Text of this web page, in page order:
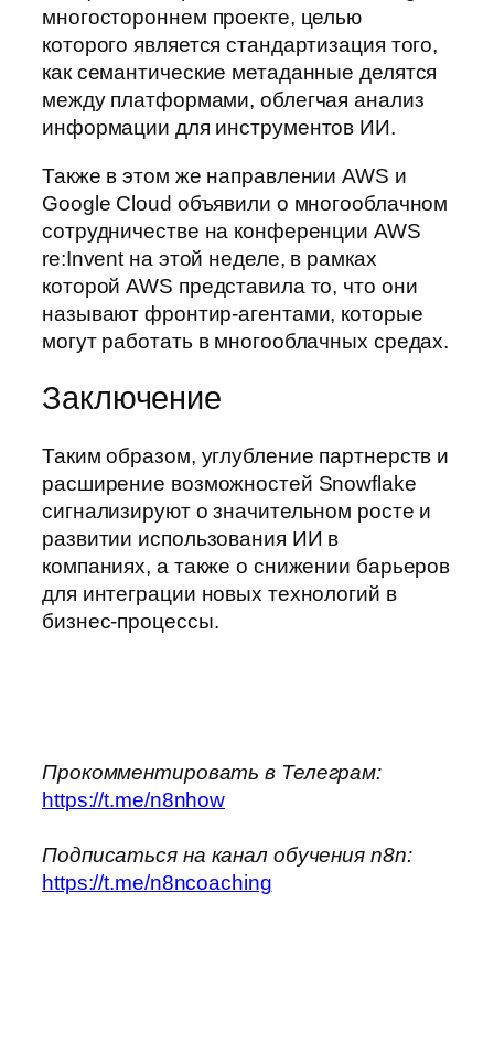
многостороннем проекте, целью
которого является стандартизация того,
как семантические метаданные делятся
между платформами, облегчая анализ
информации для инструментов ИИ.
Также в этом же направлении AWS и
Google Cloud объявили о многооблачном
сотрудничестве на конференции AWS
re:Invent на этой неделе, в рамках
которой AWS представила то, что они
называют фронтир-агентами, которые
могут работать в многооблачных средах.
Заключение
Таким образом, углубление партнерств и
расширение возможностей Snowflake
сигнализируют о значительном росте и
развитии использования ИИ в
компаниях, а также о снижении барьеров
для интеграции новых технологий в
бизнес-процессы.
Прокомментировать в Телеграм:
https://t.me/n8nhow
Подписаться на канал обучения n8n:
https://t.me/n8ncoaching